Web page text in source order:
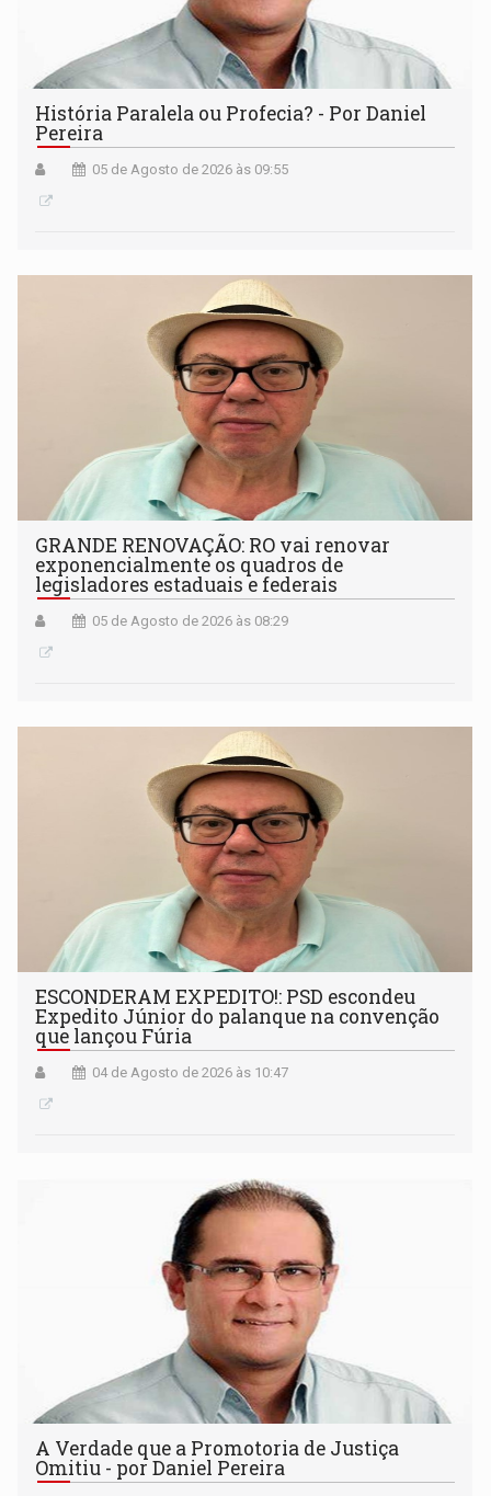
História Paralela ou Profecia? - Por Daniel
Pereira
05 de Agosto de 2026 às 09:55
GRANDE RENOVAÇÃO: RO vai renovar
exponencialmente os quadros de
legisladores estaduais e federais
05 de Agosto de 2026 às 08:29
ESCONDERAM EXPEDITO!: PSD escondeu
Expedito Júnior do palanque na convenção
que lançou Fúria
04 de Agosto de 2026 às 10:47
A Verdade que a Promotoria de Justiça
Omitiu - por Daniel Pereira